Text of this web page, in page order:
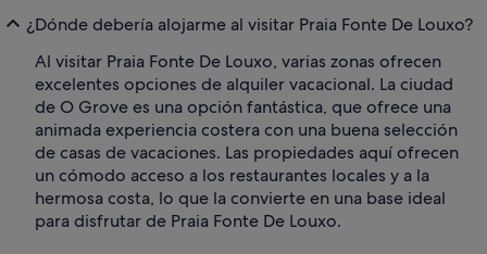
¿Dónde debería alojarme al visitar Praia Fonte De Louxo?
Al visitar Praia Fonte De Louxo, varias zonas ofrecen
excelentes opciones de alquiler vacacional. La ciudad
de O Grove es una opción fantástica, que ofrece una
animada experiencia costera con una buena selección
de casas de vacaciones. Las propiedades aquí ofrecen
un cómodo acceso a los restaurantes locales y a la
hermosa costa, lo que la convierte en una base ideal
para disfrutar de Praia Fonte De Louxo.